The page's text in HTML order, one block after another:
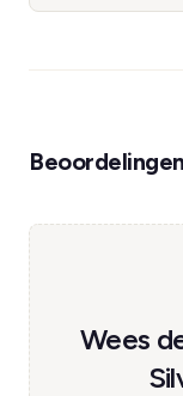
Beoordelingen
Wees